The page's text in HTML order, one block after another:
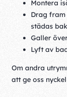
Montera
Drag fram
städas
Galler
Lyft av
Om andra
att ge oss